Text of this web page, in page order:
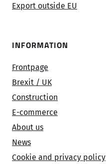
Export outside EU
INFORMATION
Frontpage
Brexit / UK
Construction
E-commerce
About us
News
Cookie and privacy policy